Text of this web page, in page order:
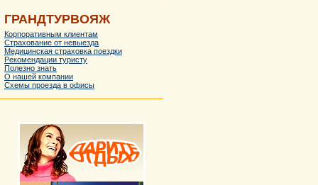
ГРАНДТУРВОЯЖ
Корпоративным клиентам
Страхование от невыезда
Медицинская страховка поездки
Рекомендации туристу
Полезно знать
О нашей компании
Схемы проезда в офисы